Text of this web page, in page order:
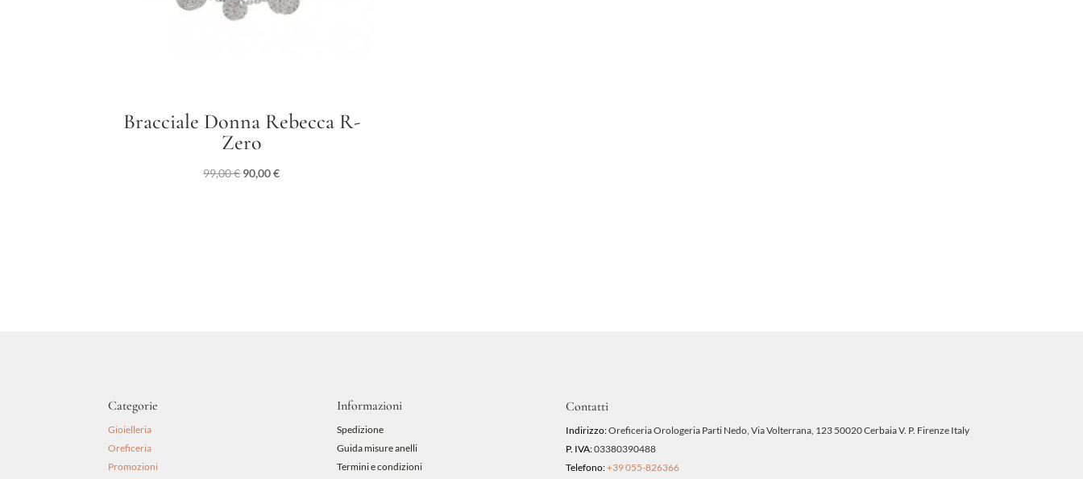
Bracciale Donna Rebecca R-
Zero
99,00€ Il
90,00€Il
Categorie
Gioielleria
Oreficeria
Promozioni
Informazioni
Spedizione
Guida misure anelli
Termini e condizioni
Contatti
Indirizzo:Oreficeria Orologeria Parti Nedo, Via Volterrana, 123 50020 Cerbaia V. P. Firenze Italy
P. IVA:03380390488
Telefono:+39 055-826366